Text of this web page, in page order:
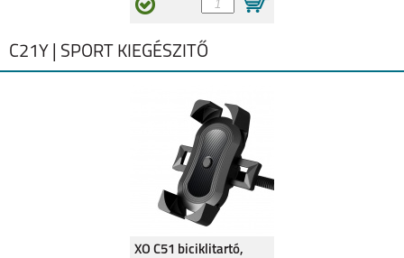
C21Y | SPORT KIEGÉSZITŐ
XO C51 biciklitartó,